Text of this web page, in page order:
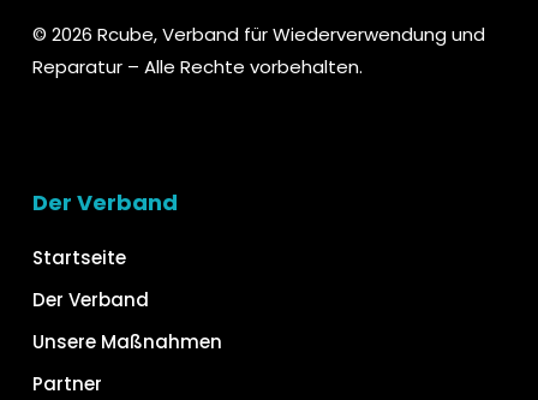
© 2026 Rcube, Verband für Wiederverwendung und
Reparatur – Alle Rechte vorbehalten.
Der Verband
Startseite
Der Verband
Unsere Maßnahmen
Partner